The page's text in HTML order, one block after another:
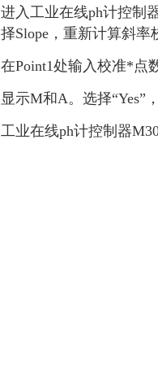
进入工业在线ph计控制
择Slope，重新计算斜
在Point1处输入校准*点
显示M和A。选择“Yes”
工业在线ph计控制器